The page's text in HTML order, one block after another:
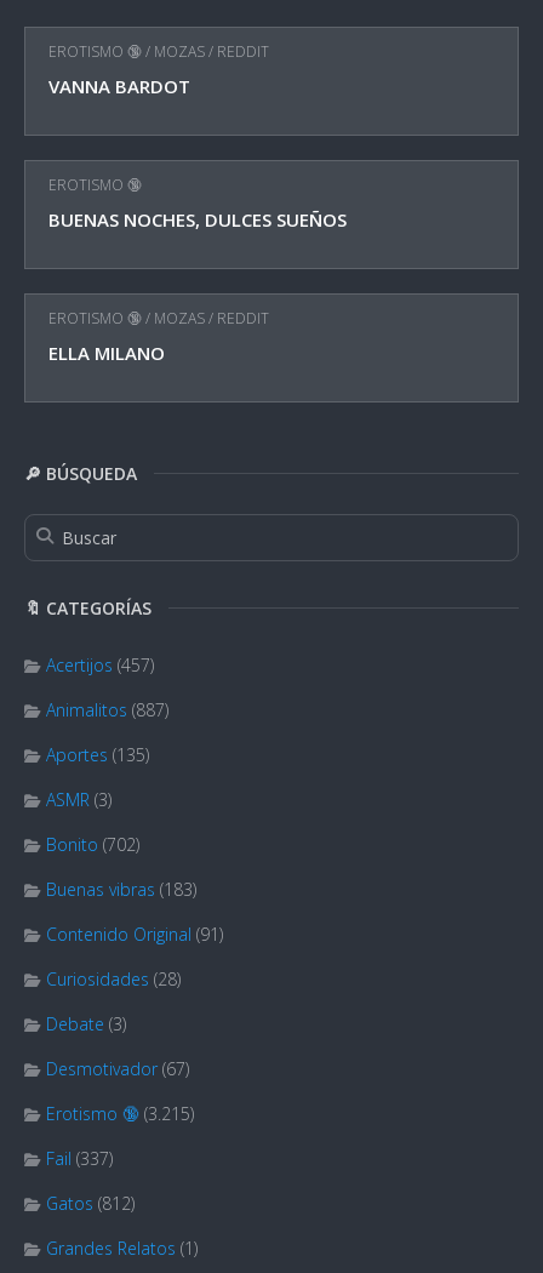
EROTISMO 🔞/ MOZAS/ REDDIT
VANNA BARDOT
EROTISMO 🔞
BUENAS NOCHES, DULCES SUEÑOS
EROTISMO 🔞/ MOZAS/ REDDIT
ELLA MILANO
🔎 BÚSQUEDA
🔖 CATEGORÍAS
Acertijos (457)
Animalitos (887)
Aportes (135)
ASMR (3)
Bonito (702)
Buenas vibras (183)
Contenido Original (91)
Curiosidades (28)
Debate (3)
Desmotivador (67)
Erotismo 🔞 (3.215)
Fail (337)
Gatos (812)
Grandes Relatos (1)